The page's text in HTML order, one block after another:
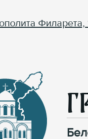
Филарета,